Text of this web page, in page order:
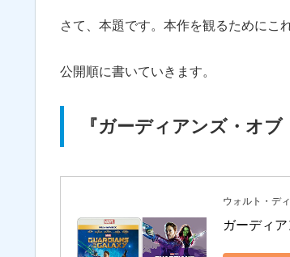
さて、本題です。本作を観るためにこ
公開順に書いていきます。
『ガーディアンズ・オ
ウォルト・デ
ガーディ